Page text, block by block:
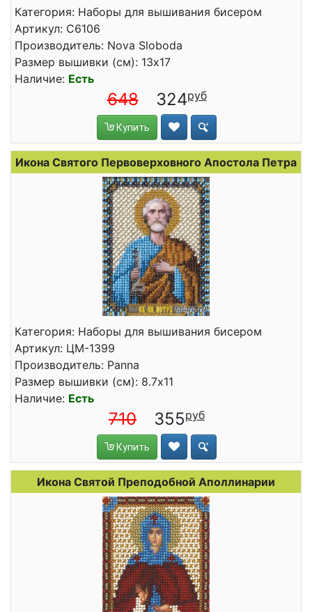
Категория: Наборы для вышивания бисером
Артикул: C6106
Производитель: Nova Sloboda
Размер вышивки (см): 13x17
Наличие: Есть
648 324
Купить
Икона Святого Первоверховного Апостола Петра
Категория: Наборы для вышивания бисером
Артикул: ЦМ-1399
Производитель: Panna
Размер вышивки (см): 8.7x11
Наличие: Есть
710 355
Купить
Икона Святой Преподобной Аполлинарии